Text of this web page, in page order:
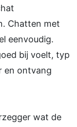
Chatten met
eenvoudig.
bij voelt, typ
en ontvang
wat de